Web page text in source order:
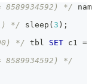
8589934592) */
*/ sleep ( 3 ) ;
*/ tbl SET c1 =
8589934592) */